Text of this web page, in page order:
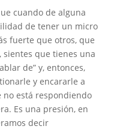
cuando de alguna
de tener un micro
fuerte que otros, que
que tienes una
de” y, entonces,
y encararle a
está respondiendo
Es una presión, en
decir